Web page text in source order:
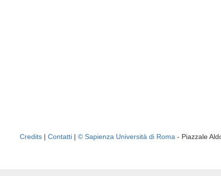
Credits | Contatti | © Sapienza Università di Roma - Piazzale